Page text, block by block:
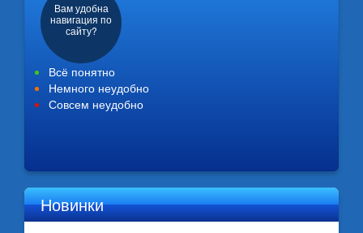
Вам удобна
навигация по
сайту?
Всё понятно
Немного неудобно
Совсем неудобно
Новинки